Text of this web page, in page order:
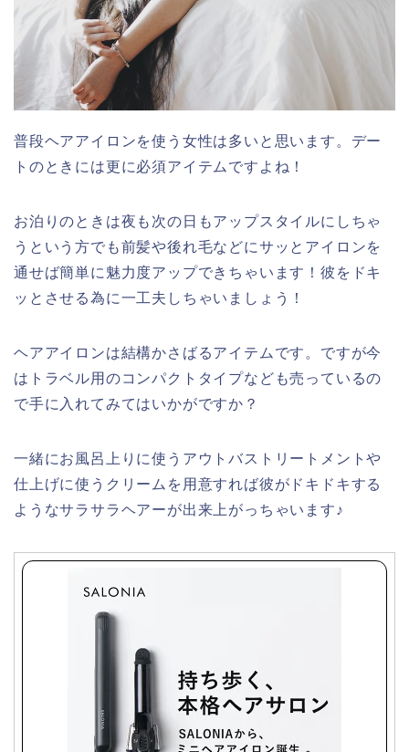
普段ヘアアイロンを使う女性は多いと思います。デー
トのときには更に必須アイテムですよね！
お泊りのときは夜も次の日もアップスタイルにしちゃ
うという方でも前髪や後れ毛などにサッとアイロンを
通せば簡単に魅力度アップできちゃいます！彼をドキ
ッとさせる為に一工夫しちゃいましょう！
ヘアアイロンは結構かさばるアイテムです。ですが今
はトラベル用のコンパクトタイプなども売っているの
で手に入れてみてはいかがですか？
一緒にお風呂上りに使うアウトバストリートメントや
仕上げに使うクリームを用意すれば彼がドキドキする
ようなサラサラヘアーが出来上がっちゃいます♪